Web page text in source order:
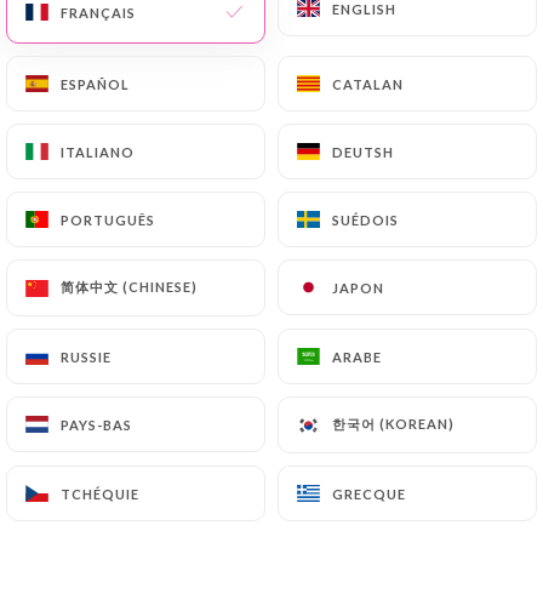
MENU
FRANÇAIS ENGLISH
ESPAÑOL CATALAN
ITALIANO DEUTSH
PORTUGUÊS SUÉDOIS
简体中文 (CHINESE) JAPON
RUSSIE ARABE
PAYS-BAS 한국어 (KOREAN)
TCHÉQUIE GRECQUE
ACCUEIL/CONTACT
Bao
FRANÇAIS ENGLISH
ESPAÑOL CATALAN
ITALIANO DEUTSH
PORTUGUÊS SUÉDOIS
简体中文 (CHINESE) JAPON
RUSSIE ARABE
PAYS-BAS 한국어 (KOREAN)
TCHÉQUIE GRECQUE